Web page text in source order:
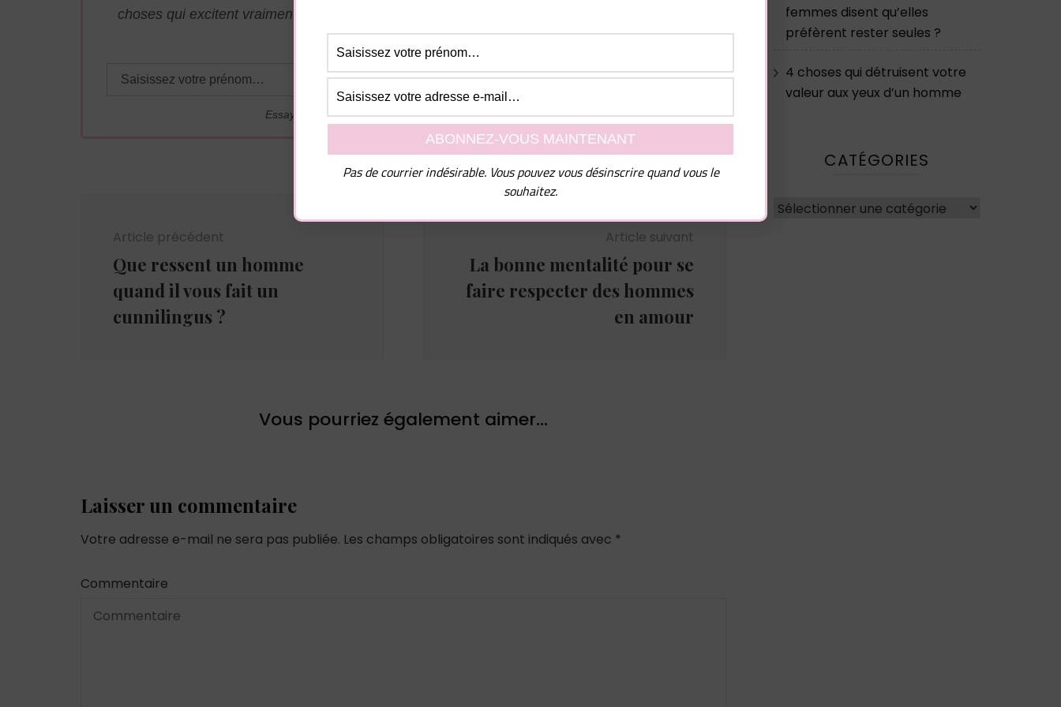
choses qui excitent vraiment les hommes chez les femmes", dites-moi simplement à quelle
adresse je dois vous les envoyer !
Essayez. Vous pouvez vous désinscrire à tout moment.
Article précédent
Que ressent un homme
quand il vous fait un
cunnilingus ?
Article suivant
La bonne mentalité pour se
faire respecter des hommes
en amour
Vous pourriez également aimer...
Laisser un commentaire
Votre adresse e-mail ne sera pas publiée. Les champs obligatoires sont indiqués avec *
Commentaire
femmes disent qu’elles
préfèrent rester seules ?
4 choses qui détruisent votre
valeur aux yeux d’un homme
CATÉGORIES
Catégories
Pas de courrier indésirable. Vous pouvez vous désinscrire quand vous le
souhaitez.